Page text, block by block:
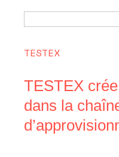
TESTEX
TESTEX
dans la